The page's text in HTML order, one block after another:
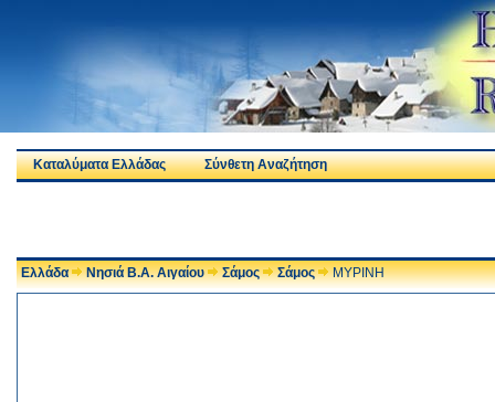
Καταλύματα Ελλάδας Σύνθετη Αναζήτηση
Ελλάδα Νησιά Β.Α. Αιγαίου Σάμος Σάμος ΜΥΡΙΝΗ